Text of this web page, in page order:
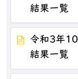
結果一覧
令和3年
結果一覧